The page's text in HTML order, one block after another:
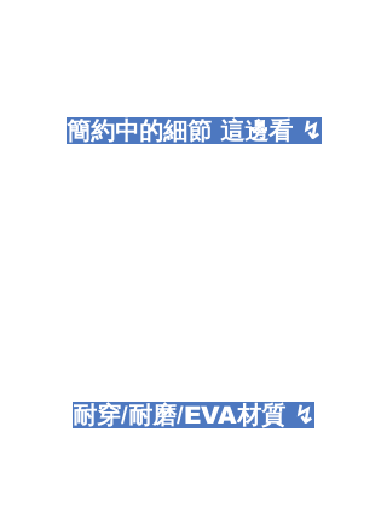
簡約中的細節 這邊看 ↯
耐穿/耐磨/EVA材質 ↯